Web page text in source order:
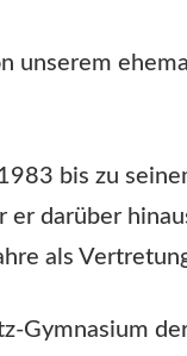
unserem
bis zu
er darüber
als
Gymnasium